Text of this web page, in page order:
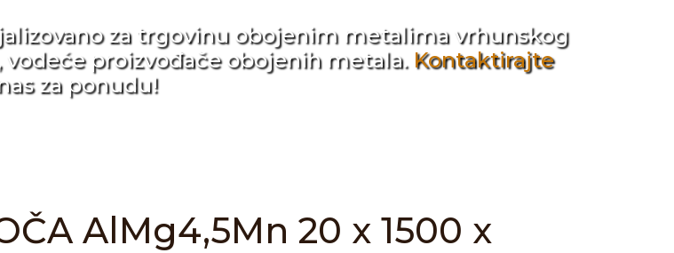
za trgovinu obojenim metalima vrhunskog
proizvođače obojenih metala. Kontaktirajte
nas za ponudu!
AlMg4,5Mn 20 x 1500 x